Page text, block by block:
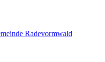
Radevormwald